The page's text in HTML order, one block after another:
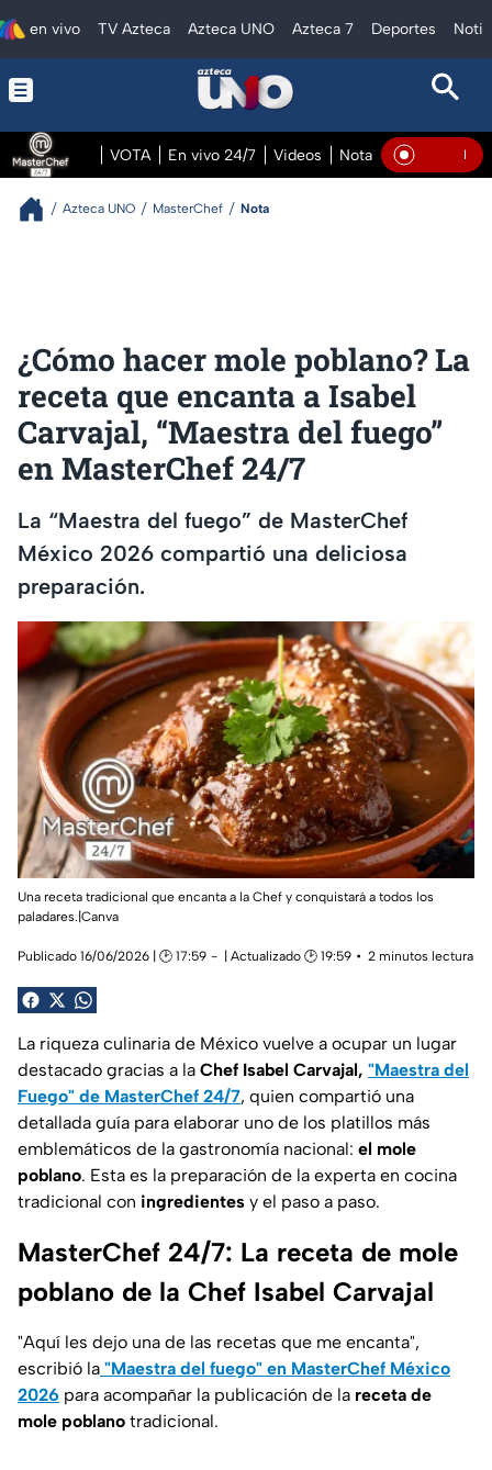
en vivo TV Azteca Azteca UNO Azteca 7 Deportes
VOTA En vivo 24/7 Videos Notas En vivoEn Vivo
Azteca UNO MasterChef Nota
¿Cómo hacer mole poblano? La
receta que encanta a Isabel
Carvajal, “Maestra del fuego”
en MasterChef 24/7
La “Maestra del fuego” de MasterChef
México 2026 compartió una deliciosa
preparación.
Una receta tradicional que encanta a la Chef y conquistará a todos los
paladares.|Canva
Publicado 16/06/2026 | 🕑 17:59 | Actualizado 🕑 19:59 2 minutos lectura
La riqueza culinaria de México vuelve a ocupar un lugar
destacado gracias a la Chef Isabel Carvajal, "Maestra del
Fuego" de MasterChef 24/7, quien compartió una
detallada guía para elaborar uno de los platillos más
emblemáticos de la gastronomía nacional: el mole
poblano. Esta es la preparación de la experta en cocina
tradicional con ingredientes y el paso a paso.
MasterChef 24/7: La receta de mole
poblano de la Chef Isabel Carvajal
"Aquí les dejo una de las recetas que me encanta",
escribió la "Maestra del fuego" en MasterChef México
2026 para acompañar la publicación de la receta de
mole poblano tradicional.